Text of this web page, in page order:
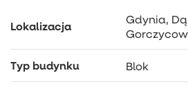
kursujące tu autobusy i
przystanki znajdują się zaledwie
od nieruchomości. Do centrum
ok. 15-20 min. chociażby
Wielkopolską. Do Obwodnicy
Lokalizacja
Gdynia,
Typ budynku Blok